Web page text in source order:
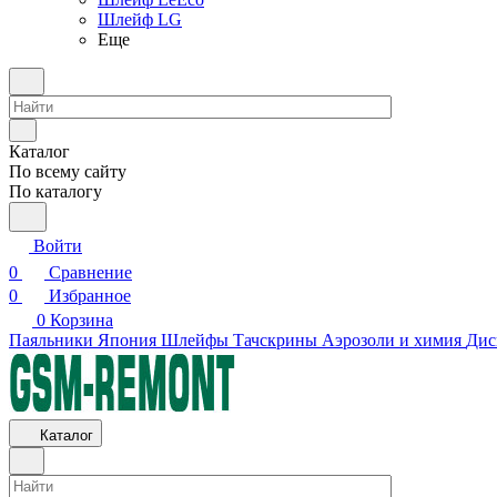
Шлейф LG
Еще
Каталог
По всему сайту
По каталогу
Войти
0
Сравнение
0
Избранное
0 Корзина
Паяльники Япония Шлейфы Тачскрины Аэрозоли и химия
Каталог